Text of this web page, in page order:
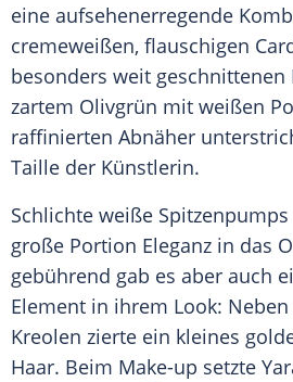
eine aufsehenerregende
cremeweißen, flauschigen
besonders weit geschnittenen
zartem Olivgrün mit weißen
raffinierten Abnäher
Taille der Künstlerin.
Schlichte weiße
große Portion Eleganz in das
gebührend gab es aber auch
Element in ihrem Look:
Kreolen zierte ein kleines
Haar. Beim Make-up setzte